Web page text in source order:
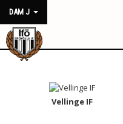
DAM J
HEM
Vellinge IF